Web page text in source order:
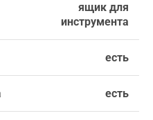
ящик для
инструмента
есть
есть